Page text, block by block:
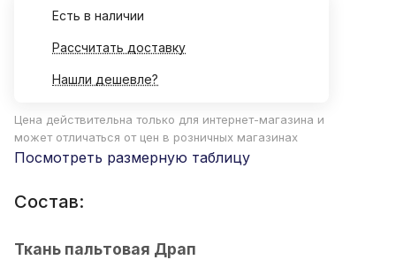
Есть в наличии
Рассчитать доставку
Нашли дешевле?
Цена действительна только для интернет-магазина и
может отличаться от цен в розничных магазинах
Посмотреть размерную таблицу
Состав:
Ткань пальтовая Драп